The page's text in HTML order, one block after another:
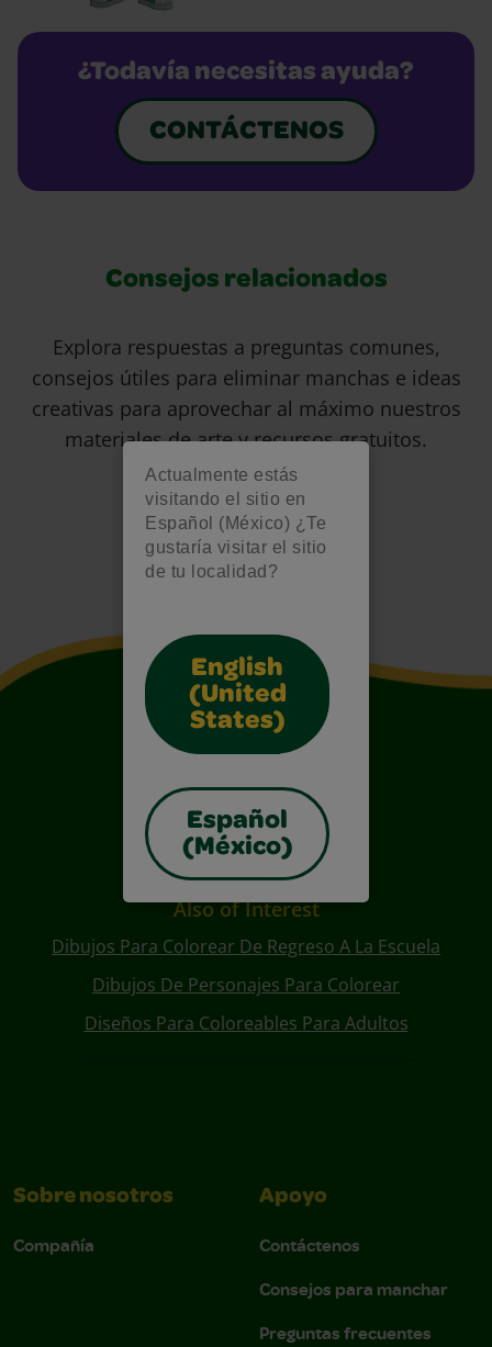
Actualmente estás
visitando el sitio en
Español (México) ¿Te
gustaría visitar el sitio
de tu localidad?
English
(United
States)
Español
(México)
¿Todavía necesitas ayuda?
CONTÁCTENOS
Consejos relacionados
Explora respuestas a preguntas comunes,
consejos útiles para eliminar manchas e ideas
creativas para aprovechar al máximo nuestros
materiales de arte y recursos gratuitos.
Also of Interest
Dibujos Para Colorear De Regreso A La Escuela
Dibujos De Personajes Para Colorear
Diseños Para Coloreables Para Adultos
Sobre nosotros
Compañía
Apoyo
Contáctenos
Consejos para manchar
Preguntas frecuentes